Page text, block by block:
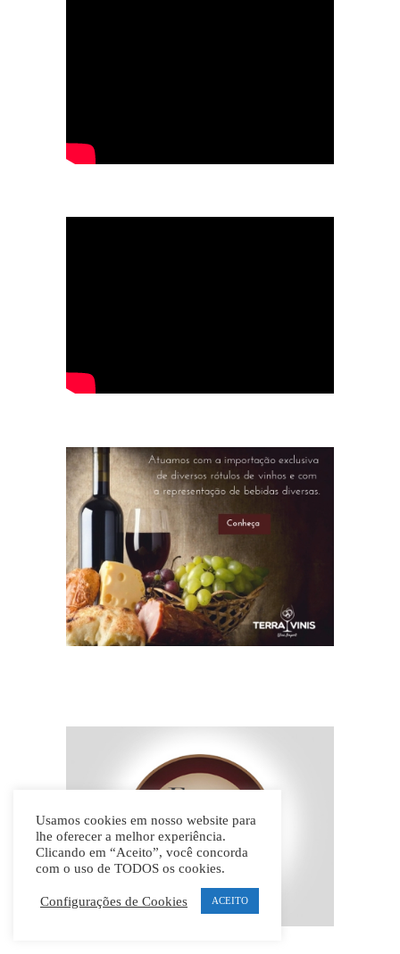
Usamos cookies em nosso website para
lhe oferecer a melhor experiência.
Clicando em “Aceito”, você concorda
com o uso de TODOS os cookies.
Configurações de Cookies ACEITO